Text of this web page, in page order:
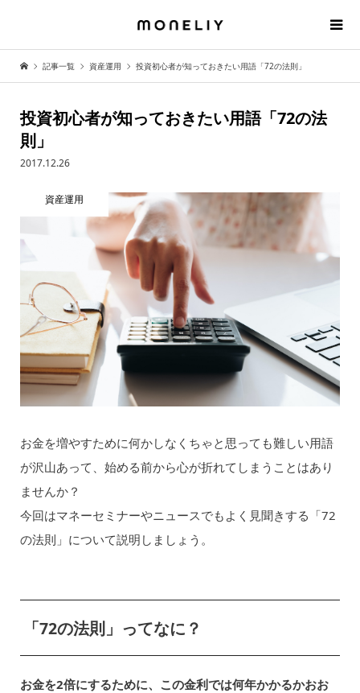
記事一覧 資産運用 投資初心者が知っておきたい用語「72の法則」
投資初心者が知っておきたい用語「72の法
則」
2017.12.26
資産運用
お金を増やすために何かしなくちゃと思っても難しい用語
が沢山あって、始める前から心が折れてしまうことはあり
ませんか？
今回はマネーセミナーやニュースでもよく見聞きする「72
の法則」について説明しましょう。
「72の法則」ってなに？
お金を2倍にするために、この金利では何年かかるかおお